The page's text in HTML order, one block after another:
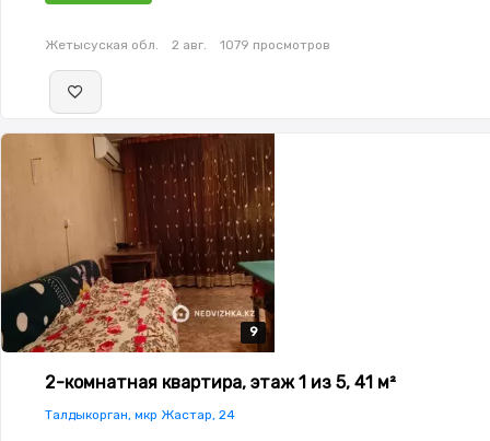
Жетысуская обл. 2 авг. 1079 просмотров
9
9
9
9
9
2-комнатная квартира, этаж 1 из 5, 41 м²
Талдыкорган, мкр Жастар, 24